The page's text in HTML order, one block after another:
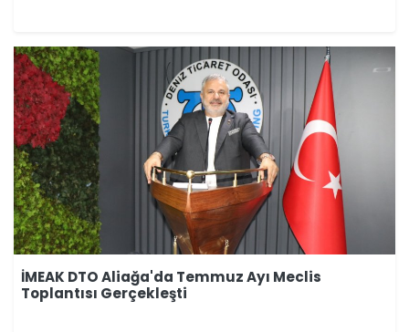
İMEAK DTO Aliağa'da Temmuz Ayı Meclis
Toplantısı Gerçekleşti